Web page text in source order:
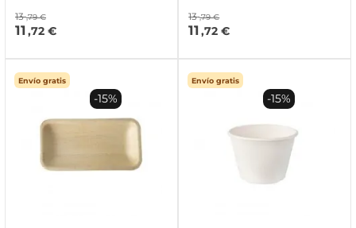
13 ,79 €
11,72 €
13 ,79 €
11,72 €
Envío gratis
-15%
Envío gratis
-15%